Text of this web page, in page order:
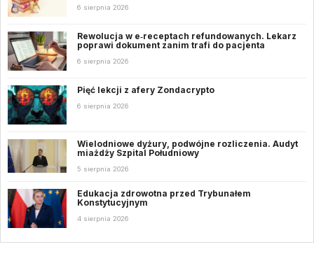
6 sierpnia 2026
Rewolucja w e‑receptach refundowanych. Lekarz
poprawi dokument zanim trafi do pacjenta
6 sierpnia 2026
Pięć lekcji z afery Zondacrypto
6 sierpnia 2026
Wielodniowe dyżury, podwójne rozliczenia. Audyt
miażdży Szpital Południowy
5 sierpnia 2026
Edukacja zdrowotna przed Trybunałem
Konstytucyjnym
4 sierpnia 2026